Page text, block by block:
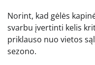
Norint, kad gėlės
svarbu įvertinti kelis
priklauso nuo vietos
sezono.